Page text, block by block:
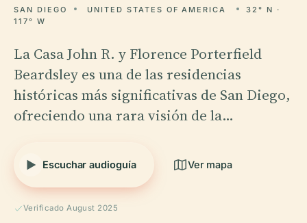
SAN DIEGO UNITED STATES OF AMERICA
32° N ·
117° W
La Casa John R. y Florence Porterfield
Beardsley es una de las residencias
históricas más significativas de San Diego,
ofreciendo una rara visión de la…
Escuchar audioguía Ver mapa
Verificado August 2025